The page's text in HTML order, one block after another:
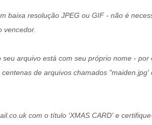
baixa resolução JPEG ou GIF - não é
vencedor.
arquivo está com seu próprio nome - por
de arquivos chamados
com o título 'XMAS CARD' e